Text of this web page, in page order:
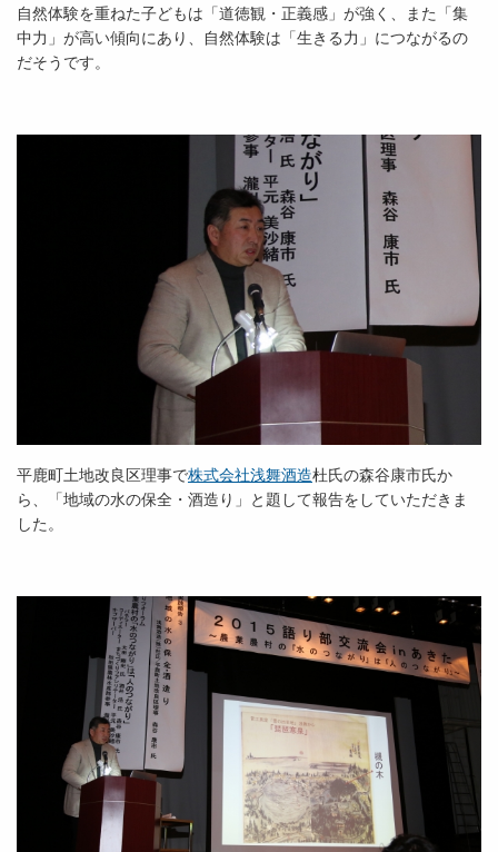
自然体験を重ねた子どもは「道徳観・正義感」が強く、また「集
中力」が高い傾向にあり、自然体験は「生きる力」につながるの
だそうです。
平鹿町土地改良区理事で株式会社浅舞酒造杜氏の森谷康市氏か
ら、「地域の水の保全・酒造り」と題して報告をしていただきま
した。